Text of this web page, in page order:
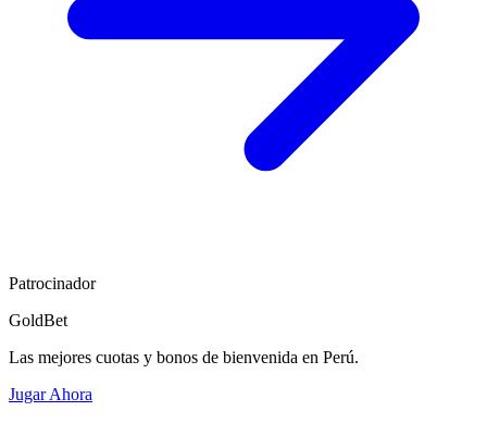
Patrocinador
GoldBet
Las mejores cuotas y bonos de bienvenida en Perú.
Jugar Ahora